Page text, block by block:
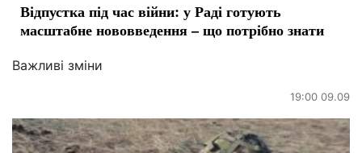
Відпустка під час війни: у Раді готують
масштабне нововведення – що потрібно знати
Важливі зміни
19:00 09.09